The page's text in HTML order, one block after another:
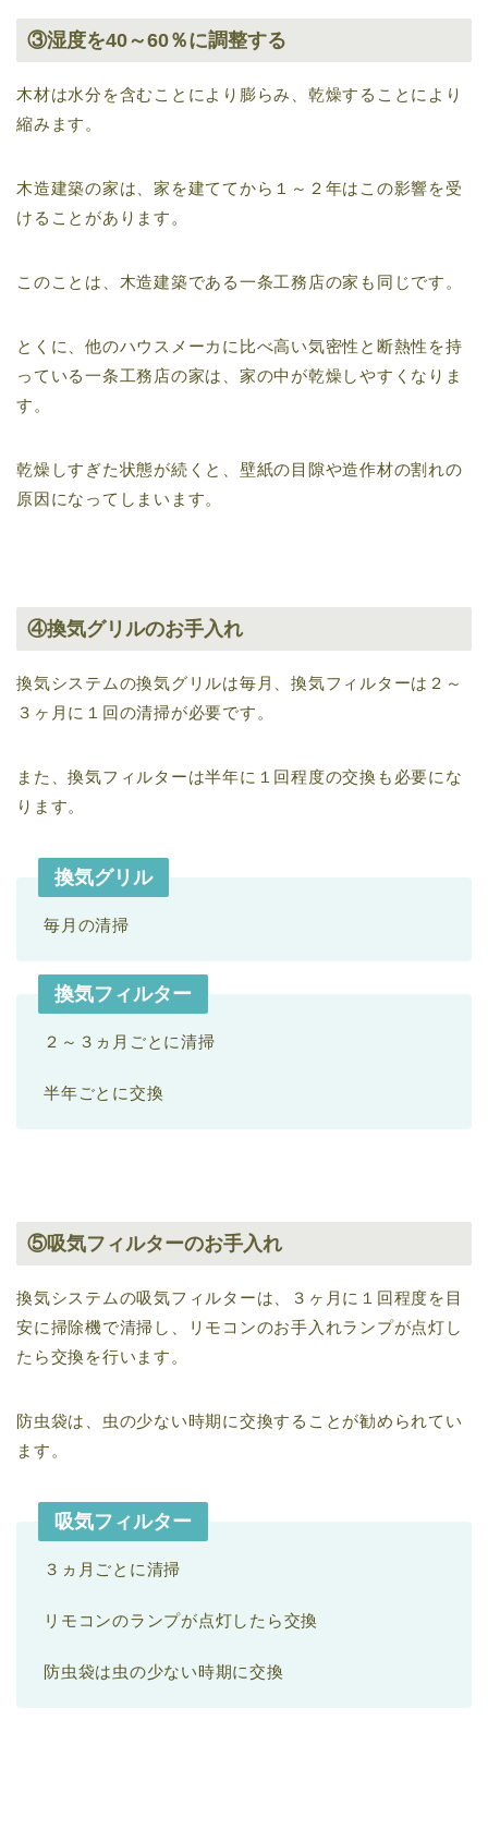
③湿度を40～60％に調整する
木材は水分を含むことにより膨らみ、乾燥することにより
縮みます。
木造建築の家は、家を建ててから１～２年はこの影響を受
けることがあります。
このことは、木造建築である一条工務店の家も同じです。
とくに、他のハウスメーカに比べ高い気密性と断熱性を持
っている一条工務店の家は、家の中が乾燥しやすくなりま
す。
乾燥しすぎた状態が続くと、壁紙の目隙や造作材の割れの
原因になってしまいます。
④換気グリルのお手入れ
換気システムの換気グリルは毎月、換気フィルターは２～
３ヶ月に１回の清掃が必要です。
また、換気フィルターは半年に１回程度の交換も必要にな
ります。
換気グリル
毎月の清掃
換気フィルター
２～３ヵ月ごとに清掃
半年ごとに交換
⑤吸気フィルターのお手入れ
換気システムの吸気フィルターは、３ヶ月に１回程度を目
安に掃除機で清掃し、リモコンのお手入れランプが点灯し
たら交換を行います。
防虫袋は、虫の少ない時期に交換することが勧められてい
ます。
吸気フィルター
３ヵ月ごとに清掃
リモコンのランプが点灯したら交換
防虫袋は虫の少ない時期に交換